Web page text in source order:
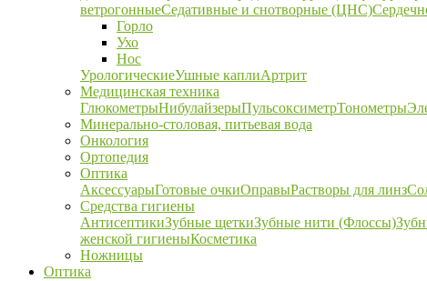
ветрогонныеСедативные и снотворные (ЦНС)
Горло
Ухо
Нос
УрологическиеУшные каплиАртрит
Медицинская техника
ГлюкометрыНибулайзерыПульсоксиметрТонометры
Минерально-столовая, питьевая вода
Онкология
Ортопедия
Оптика
АксессуарыГотовые очкиОправыРастворы для линз
Средства гигиены
АнтисептикиЗубные щеткиЗубные нити (Флоссы)
женской гигиеныКосметика
Ножницы
Оптика